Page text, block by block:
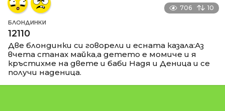
706 10
БЛОНДИНКИ
12110
Две блондинки си говорели и есната казала:Аз
вчета станах майка,а детето е момиче и я
кръстихме на двете и баби Надя и Деница и се
получи наденица.